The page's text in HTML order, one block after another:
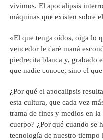
vivimos. El apocalipsis
máquinas que existen sobre
«El que tenga oídos, oiga lo
vencedor le daré maná
piedrecita blanca y, grabado
que nadie conoce, sino el
¿Por qué el apocalipsis
esta cultura, que cada vez
trama de fines y medios en
cuerpo? ¿Por qué cuando se
tecnología de nuestro